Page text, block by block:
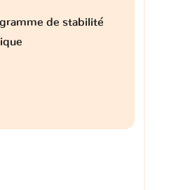
de stabilité